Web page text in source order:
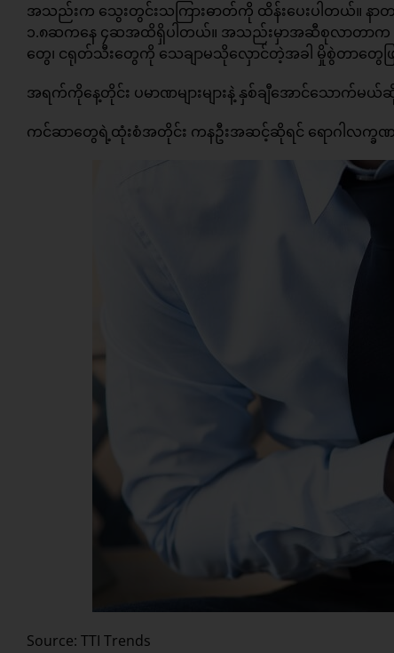
အသည်းက သွေးတွင်းသကြားဓာတ်ကို ထိန်းပေးပါတယ်။ န
၁.၈ဆကနေ ၄ဆအထိရှိပါတယ်။ အသည်းမှာအဆီစုလာတာက
တွေ၊ ငရုတ်သီးတွေကို သေချာမသိုလှောင်တဲ့အခါ မှိုစွဲတာတွေ
အရက်ကိုနေ့တိုင်း ပမာဏများများနဲ့ နှစ်ချီအောင်သော
ကင်ဆာတွေရဲ့ထုံးစံအတိုင်း ကနဦးအဆင့်ဆိုရင် ရောဂါလက္ခဏ
Source: TTI Trends